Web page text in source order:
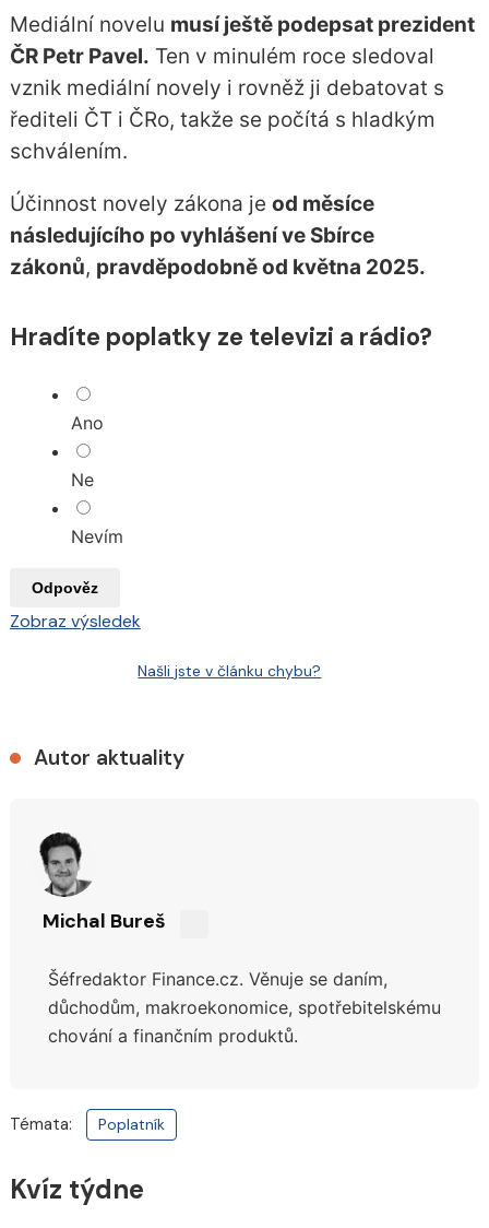
Mediální novelu musí ještě podepsat prezident
ČR Petr Pavel. Ten v minulém roce sledoval
vznik mediální novely i rovněž ji debatovat s
řediteli ČT i ČRo, takže se počítá s hladkým
schválením.
Účinnost novely zákona je od měsíce
následujícího po vyhlášení ve Sbírce
zákonů, pravděpodobně od května 2025.
Hradíte poplatky ze televizi a rádio?
Ano
Ne
Nevím
Odpověz
Zobraz výsledek
Našli jste v článku chybu?
Autor aktuality
Michal Bureš
síti
X
Šéfredaktor Finance.cz. Věnuje se daním,
důchodům, makroekonomice, spotřebitelskému
chování a finančním produktů.
Témata: Poplatník
Kvíz týdne